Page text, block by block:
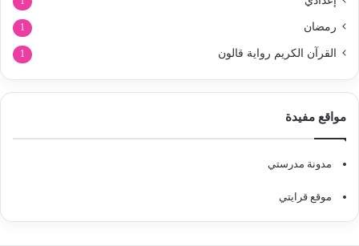
رمضان 1
القرآن الكريم رواية قالون 1
مواقع مفيدة
مدونة مدرستي
موقع قرايتي